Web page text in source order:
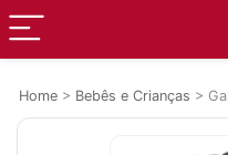
Home > Bebês e Crianças >